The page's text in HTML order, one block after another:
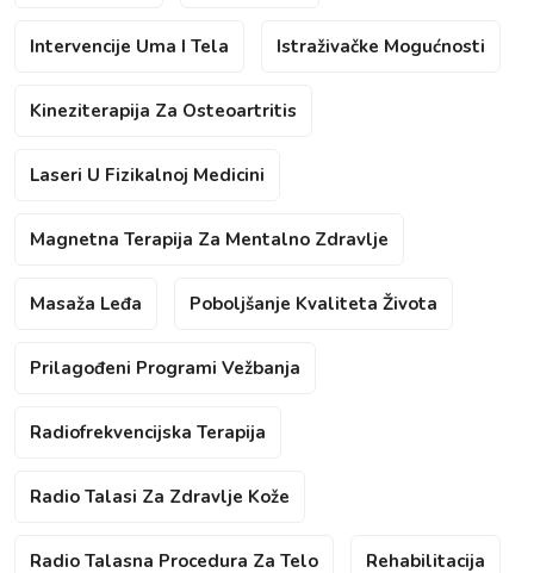
Intervencije Uma I Tela Istraživačke Mogućnosti
Kineziterapija Za Osteoartritis
Laseri U Fizikalnoj Medicini
Magnetna Terapija Za Mentalno Zdravlje
Masaža Leđa Poboljšanje Kvaliteta Života
Prilagođeni Programi Vežbanja
Radiofrekvencijska Terapija
Radio Talasi Za Zdravlje Kože
Radio Talasna Procedura Za Telo Rehabilitacija